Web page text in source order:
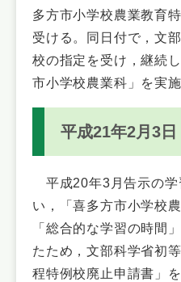
多方市小学校農業教育
受ける。同日付で，文
校の指定を受け，継続
市小学校農業科」を実施
平成21年2月3日
平成20年3月告示の学
い，「喜多方市小学校
「総合的な学習の時間
たため，文部科学省初
程特例校廃止申請書」を